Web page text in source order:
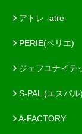
アトレ -atre-
PERIE(ペリエ)
ジェフユナイテ
S-PAL (エスパル)
A-FACTORY